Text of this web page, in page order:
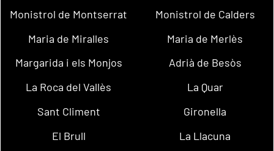
Monistrol de Montserrat
Monistrol de Calders
Maria de Miralles
Maria de Merlès
Margarida i els Monjos
Adrià de Besòs
La Roca del Vallès
La Quar
Sant Climent
Gironella
El Brull
La Llacuna